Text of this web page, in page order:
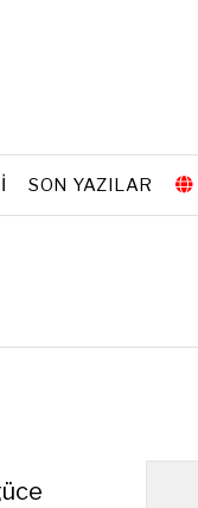
SON YAZILAR